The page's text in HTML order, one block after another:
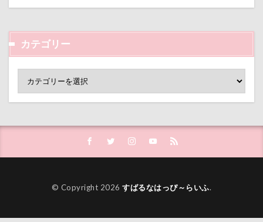
カテゴリー
© Copyright 2026すばるなはっぴ～らいふ.